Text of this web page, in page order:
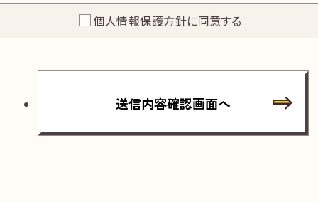
個人情報保護方針に同意する
送信内容確認画面へ